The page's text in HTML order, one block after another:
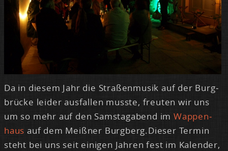
Da in die­sem Jahr die Stra­ßen­mu­sik auf der Burg­
brü­cke lei­der aus­fal­len muss­te, freu­ten wir uns
um so mehr auf den Sams­tag­abend im Wap­pen­
haus auf dem Meiß­ner Burg­berg.Die­ser Ter­min
steht bei uns seit ei­ni­gen Jah­ren fest im Ka­len­der,